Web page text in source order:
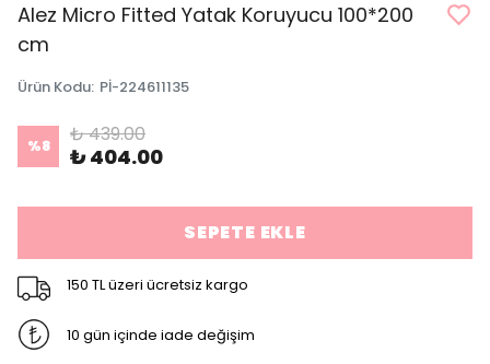
Alez Micro Fitted Yatak Koruyucu 100*200
cm
Ürün Kodu: Pİ-224611135
%8 ₺ 439.00
₺ 404.00
SEPETE EKLE
150 TL üzeri ücretsiz kargo
10 gün içinde iade değişim